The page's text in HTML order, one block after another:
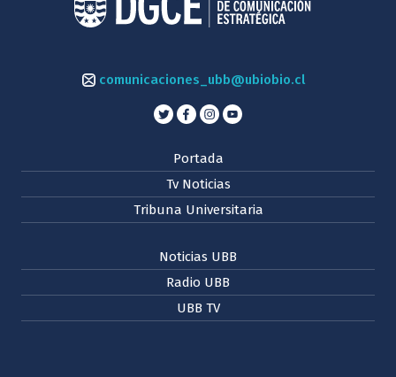
comunicaciones_ubb@ubiobio.cl
Portada
Tv Noticias
Tribuna Universitaria
Noticias UBB
Radio UBB
UBB TV